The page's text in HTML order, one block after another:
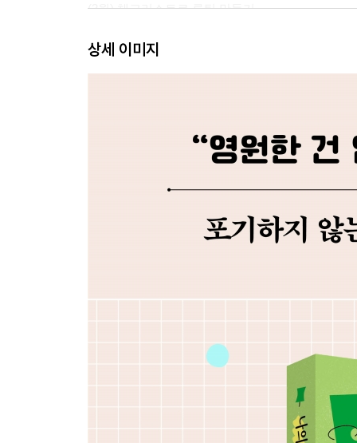
(3월) 체크리스트로 루틴 만들기
(5월) 먼슬리 입문하기
(6월) 먼슬리 응용하기
(10월) 특별한 날을 기록하기
(11월) 취향을 찾아 파고들기
Chapter 3. 영원한 건 없어도 오래갈 수는 있어요
느려도 괜찮아, 나만의 속도로
부록 무엇이든 물어보세요!
상세 이미지